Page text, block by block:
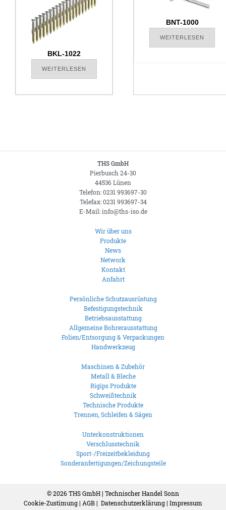
BKL-1022
WEITERLESEN
BNT-1000
WEITERLESEN
THS GmbH
Pierbusch 24-30
44536 Lünen
Telefon: 0231 993697-30
Telefax: 0231 993697-34
E-Mail: info@ths-iso.de
Wir über uns
Produkte
News
Network
Kontakt
Anfahrt
Persönliche Schutzausrüstung
Befestigungstechnik
Betriebsausstattung
Allgemeine Bohrerausstattung
Folien/Entsorgung & Verpackungen
Handwerkzeug
Maschinen & Zubehör
Metall & Bleche
Rigips Produkte
Schweißtechnik
Technische Produkte
Trennen, Schleifen & Sägen
Unterkonstruktionen
Verschlusstechnik
Sport-/Freizeitbekleidung
Sonderanfertigungen/Zeichungsteile
© 2026THS GmbH | Technischer Handel Sonn
Cookie-Zustimung| AGB| Datenschutzerklärung| Impressum